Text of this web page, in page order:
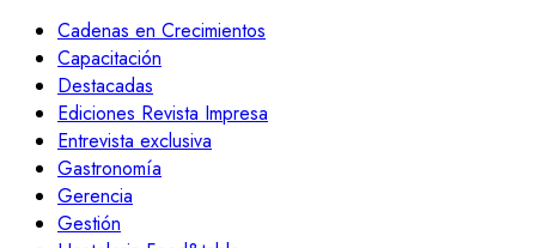
Cadenas en Crecimientos
Capacitación
Destacadas
Ediciones Revista Impresa
Entrevista exclusiva
Gastronomía
Gerencia
Gestión